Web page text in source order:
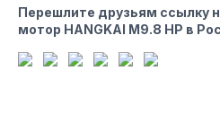
Перешлите друзьям ссылку
мотор HANGKAI M9.8 HP в